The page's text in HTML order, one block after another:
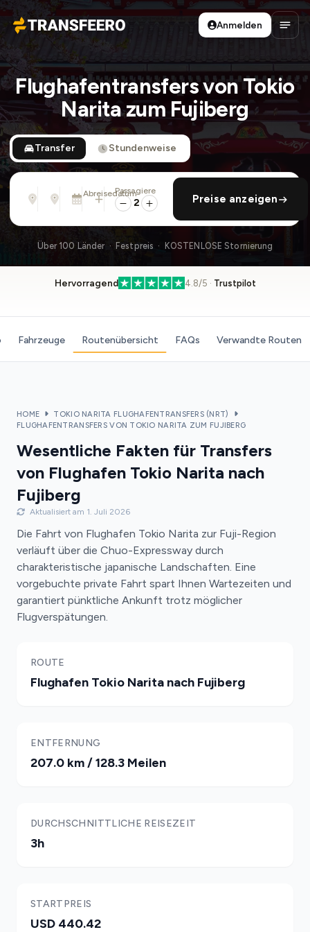
Transfeero
Anmelden
Flughafentransfers von Tokio
Narita zum Fujiberg
Transfer Stundenweise
Von
Adresse, Flughafen, Hotel, ...
Nach
Adresse, Flughafen, Hotel, ...
Abreisedatum
Di., 11. Aug. · 01:45 PM
rückfahrt hinzufügen
Passagiere
2 Preise anzeigen
Über 100 Länder · Festpreis · KOSTENLOSE Stornierung
Hervorragend 4.8/5 · Trustpilot
Fahrzeuge Routenübersicht FAQs Verwandte Routen
HOME
TOKIO NARITA FLUGHAFENTRANSFERS (NRT)
FLUGHAFENTRANSFERS VON TOKIO NARITA ZUM FUJIBERG
Wesentliche Fakten für Transfers
von Flughafen Tokio Narita nach
Fujiberg
Aktualisiert am 1. Juli 2026
Die Fahrt von Flughafen Tokio Narita zur Fuji-Region
verläuft über die Chuo-Expressway durch
charakteristische japanische Landschaften. Eine
vorgebuchte private Fahrt spart Ihnen Wartezeiten und
garantiert pünktliche Ankunft trotz möglicher
Flugverspätungen.
ROUTE
Flughafen Tokio Narita nach Fujiberg
ENTFERNUNG
207.0 km / 128.3 Meilen
DURCHSCHNITTLICHE REISEZEIT
3h
STARTPREIS
USD 440.42